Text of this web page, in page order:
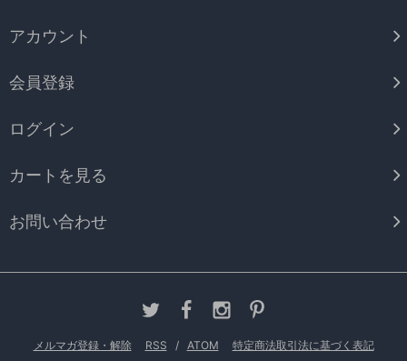
アカウント
会員登録
ログイン
カートを見る
お問い合わせ
メルマガ登録・解除 RSS / ATOM 特定商法取引法に基づく表記